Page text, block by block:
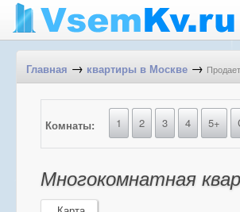
Главная → квартиры в Москве →
Комнаты: 1 2 3 4 5+
Многокомнатная